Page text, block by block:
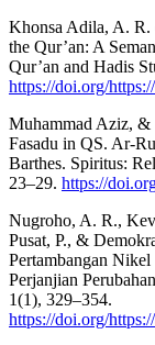
Khonsa Adila, A. R.
the Qur’an: A
Qur’an and Hadis
https://doi.org/
Muhammad Aziz, &
Fasadu in QS. Ar-
Barthes. Spiritus:
23–29. https://
Nugroho, A. R.,
Pusat, P., &
Pertambangan
Perjanjian
1(1), 329–354.
https://doi.org/